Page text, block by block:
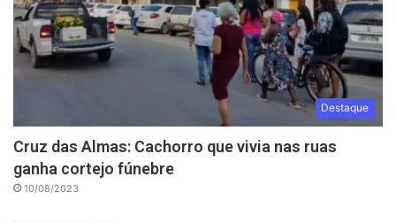
Destaque
Cruz das Almas: Cachorro que vivia nas ruas
ganha cortejo fúnebre
10/08/2023